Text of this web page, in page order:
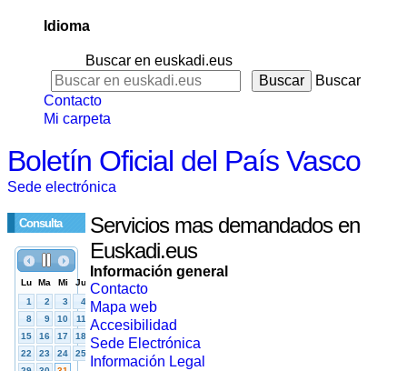
Idioma
Buscar en euskadi.eus
Buscar
Contacto
Mi carpeta
Boletín Oficial del País Vasco
Sede electrónica
Consulta
Servicios mas demandados en
Euskadi.eus
Información general
Contacto
Mapa web
Accesibilidad
Sede Electrónica
Información Legal